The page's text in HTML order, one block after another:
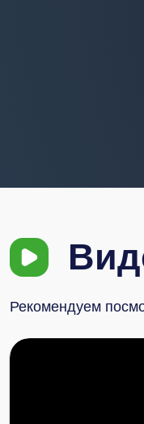
Рекомендуем